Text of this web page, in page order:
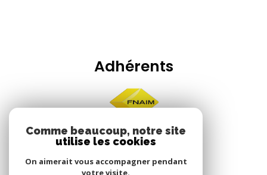
Adhérents
Comme beaucoup, notre site
utilise les cookies
On aimerait vous accompagner pendant
votre visite.